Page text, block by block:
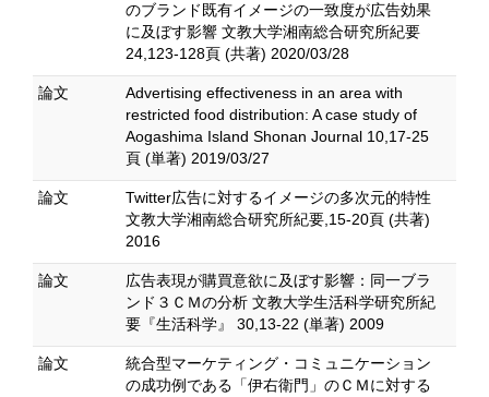
のブランド既有イメージの一致度が広告効果
に及ぼす影響 文教大学湘南総合研究所紀要
24,123-128頁 (共著) 2020/03/28
論文
Advertising effectiveness in an area with
restricted food distribution: A case study of
Aogashima Island Shonan Journal 10,17-25
頁 (単著) 2019/03/27
論文
Twitter広告に対するイメージの多次元的特性
文教大学湘南総合研究所紀要,15-20頁 (共著)
2016
論文
広告表現が購買意欲に及ぼす影響：同一ブラ
ンド３ＣＭの分析 文教大学生活科学研究所紀
要『生活科学』 30,13-22 (単著) 2009
論文
統合型マーケティング・コミュニケーション
の成功例である「伊右衛門」のＣＭに対する